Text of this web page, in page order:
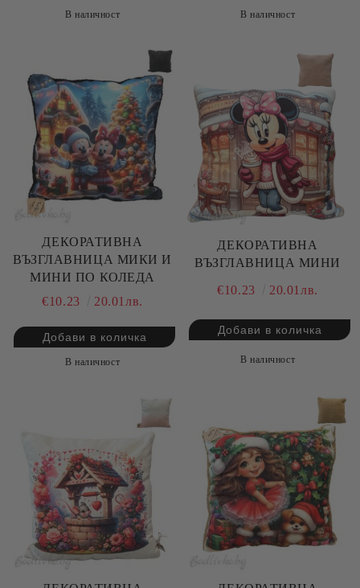
В наличност В наличност
ДЕКОРАТИВНА
ВЪЗГЛАВНИЦА МИКИ И
МИНИ ПО КОЛЕДА
€10.23
20.01лв.
В наличност
ДЕКОРАТИВНА
ВЪЗГЛАВНИЦА МИНИ
€10.23 20.01лв.
В наличност